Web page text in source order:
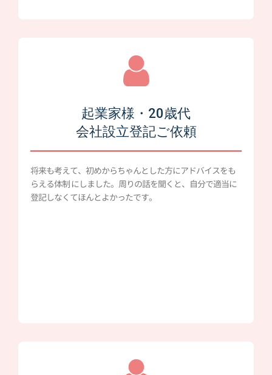
起業家様・20歳代
会社設立登記ご依頼
将来も考えて、初めからちゃんとした方にアドバイスをも
らえる体制 にしました。周りの話を聞くと、自分で適当に
登記しなくてほんとよかったです。